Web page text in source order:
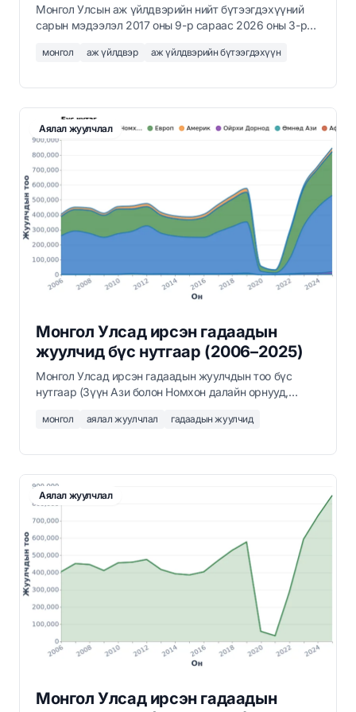
Монгол Улсын аж үйлдвэрийн нийт бүтээгдэхүүний
сарын мэдээлэл 2017 оны 9-р сараас 2026 оны 3-р
Статистикийн Хорооны мэдээллийн дагуу.
монгол аж үйлдвэр аж үйлдвэрийн бүтээгдэхүүн
Аялал жуулчлал
Монгол Улсад ирсэн гадаадын
жуулчид бүс нутгаар (2006–2025)
Монгол Улсад ирсэн гадаадын жуулчдын тоо бүс
нутгаар (Зүүн Ази болон Номхон далайн орнууд,
2006–2025 онд.
монгол аялал жуулчлал гадаадын жуулчид
Аялал жуулчлал
Монгол Улсад ирсэн гадаадын